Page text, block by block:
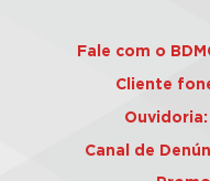
Fale com o
Cliente
Ouvidoria:
Canal de